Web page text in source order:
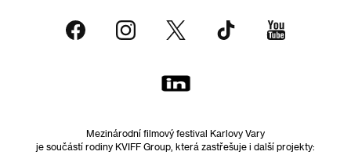
Mezinárodní filmový festival Karlovy Vary
je součástí rodiny KVIFF Group, která zastřešuje i další projekty: